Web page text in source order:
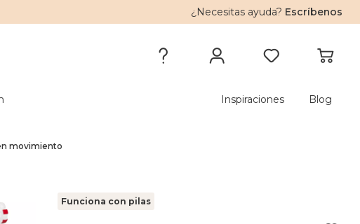
¿Necesitas ayuda? Escríbenos
Inspiraciones Blog
movimiento
Funciona con pilas